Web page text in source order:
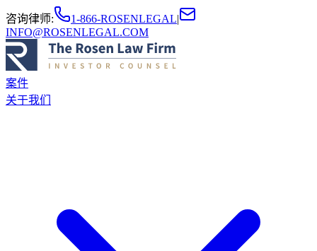
咨询律师: 1-866-ROSENLEGAL|
INFO@ROSENLEGAL.COM
案件
关于我们